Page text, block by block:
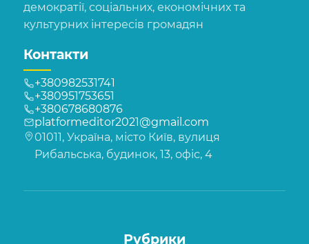
демократії, соціальних, економічних та
культурних інтересів громадян
Контакти
+380982531741
+380951753651
+380678680876
platformeditor2021@gmail.com
01011, Україна, місто Київ, вулиця
Рибальська, будинок, 13, офіс, 4
Рубрики